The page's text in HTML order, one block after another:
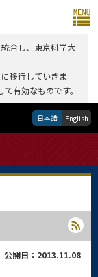
合し、東京科学大
に移行していきま
有効なものです。
日本語 English
公開日：2013.11.08